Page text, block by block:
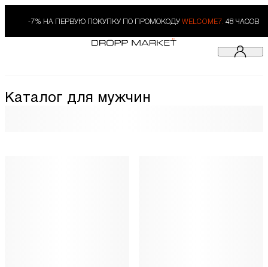
-7% НА ПЕРВУЮ ПОКУПКУ ПО ПРОМОКОДУ WELCOME7. 48 ЧАСОВ
Каталог для мужчин